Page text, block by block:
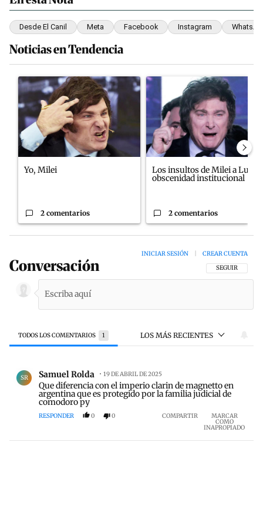
Desde El Canil Meta Facebook Instagram
Noticias en Tendencia
Este listado muestra los artículos con más comentarios en los
Un artículo de tendencia con el título "Yo, Milei" con 2
Yo, Milei
2 comentarios
Un artículo de tendencia con
Los insultos de Milei a Lula:
obscenidad institucional
2 comentarios
Conversación SIGA ESTA
SEGUIR
INICIAR SESIÓN CREAR CUENTA
TODOS LOS COMENTARIOS 1 LOS MÁS RECIENTES
Todos los comentarios
SR Samuel Rolda 19 DE ABRIL DE 2025
Que diferencia con el imperio clarin de magnetto en
argentina que es protegido por la familia judicial de
comodoro py
RESPONDER 0 0 COMPARTIR MARCAR
COMO
INAPROPIADO